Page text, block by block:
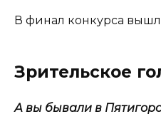
В финал конкурса
Зрительское
А вы бывали в